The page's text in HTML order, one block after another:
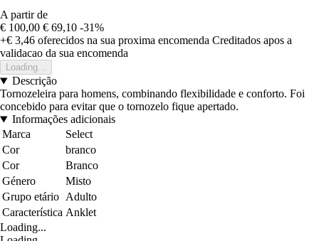
A partir de
€ 100,00 € 69,10 -31%
+€ 3,46 oferecidos na sua proxima encomenda Creditados apos a
validacao da sua encomenda
Loading...
Descrição
Tornozeleira para homens, combinando flexibilidade e conforto. Foi
concebido para evitar que o tornozelo fique apertado.
Informações adicionais
Marca
Select
Cor
branco
Cor
Branco
Género
Misto
Grupo etário Adulto
Característica Anklet
Loading...